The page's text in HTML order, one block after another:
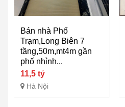
Bán nhà Phố
Trạm,Long Biên 7
tầng,50m,mt4m gần
phố nhỉnh...
11,5 tỷ
Hà Nội